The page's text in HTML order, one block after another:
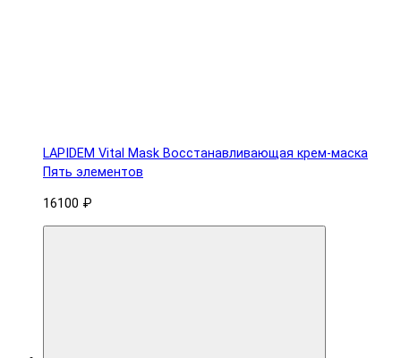
LAPIDEM Vital Mask Восстанавливающая крем-маска
Пять элементов
16100 ₽